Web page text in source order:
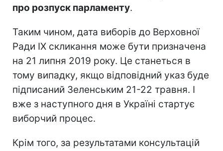
про розпуск парламенту.
Таким чином, дата виборів до Верховної
Ради IX скликання може бути призначена
на 21 липня 2019 року. Це станеться в
тому випадку, якщо відповідний указ буде
підписаний Зеленським 21-22 травня. І
вже з наступного дня в Україні стартує
виборчий процес.
Крім того, за результатами консультацій